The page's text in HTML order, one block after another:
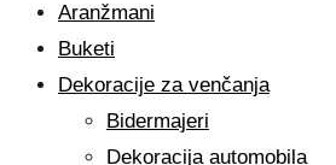
Aranžmani
Buketi
Dekoracije za venčanja
Bidermajeri
Dekoracija automobila